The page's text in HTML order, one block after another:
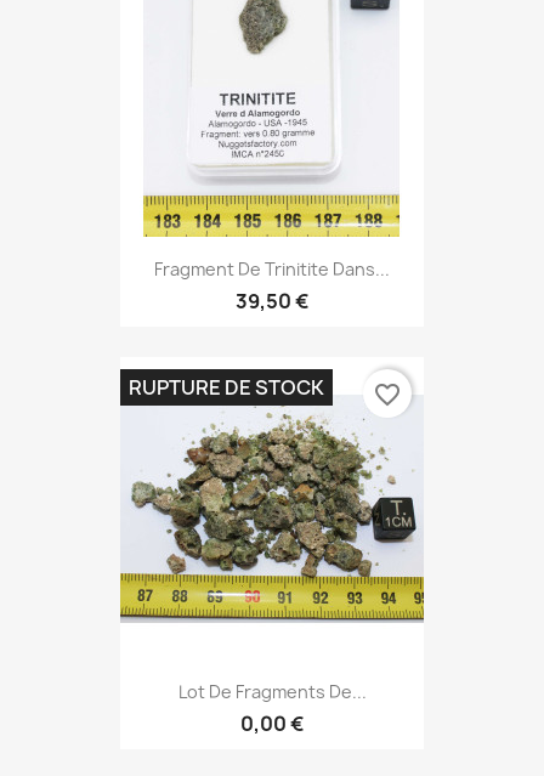
Fragment De Trinitite Dans...
39,50 €
Lot De Fragments De...
0,00 €
RUPTURE DE STOCK favorite_border